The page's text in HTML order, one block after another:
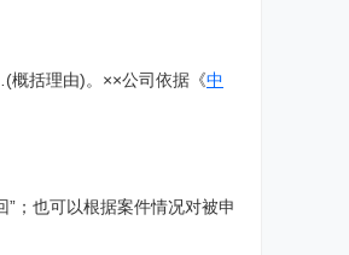
括理由)。××公司依据《中
；也可以根据案件情况对被申